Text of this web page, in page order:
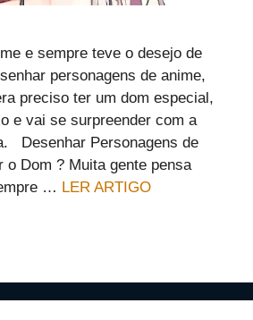
e sempre teve o desejo de
personagens de anime,
preciso ter um dom especial,
e vai se surpreender com a
Desenhar Personagens de
o Dom ? Muita gente pensa
… LER ARTIGO